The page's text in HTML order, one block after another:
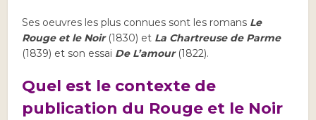
Ses oeuvres les plus connues sont les romans Le
Rouge et le Noir(1830) et La Chartreuse de Parme
(1839) et son essai De L’amour(1822).
Quel est le contexte de
publication du Rouge et le Noir